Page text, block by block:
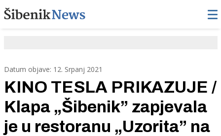
Datum objave: 12. Srpanj 2021
KINO TESLA PRIKAZUJE /
Klapa „Šibenik” zapjevala
je u restoranu „Uzorita” na